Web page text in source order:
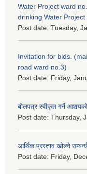
Water Project ward
drinking Water
Post date: Tuesday,
Invitation for bids.
road ward no.3)
Post date: Friday,
बोलपत्र स्वीकृत गर्ने
Post date: Thursday,
आर्थिक प्रस्ताव खोल्ने
Post date: Friday,